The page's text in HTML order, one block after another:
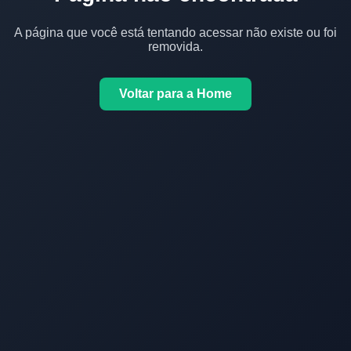
A página que você está tentando acessar não existe ou foi
removida.
Voltar para a Home